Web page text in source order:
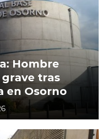
Hombre
tras
en Osorno